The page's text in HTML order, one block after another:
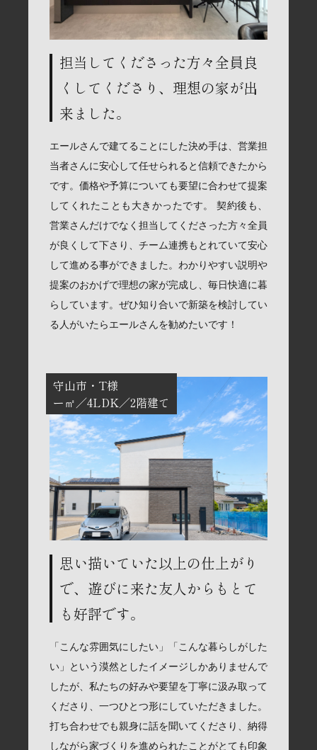
担当してくださった方々全員良
くしてくださり、理想の家が出
来ました。
エールさんで建てることにした決め手は、営業担
当者さんに安心して任せられると信頼できたから
です。価格や予算についても要望に合わせて提案
してくれたことも大きかったです。 契約後も、
営業さんだけでなく担当してくださった方々全員
が良くして下さり、チーム連携もとれていて安心
して進める事ができました。わかりやすい説明や
提案のおかげで理想の家が完成し、毎日快適に暮
らしています。ぜひ知り合いで新築を検討してい
る人がいたらエールさんを勧めたいです！
守山市
T様
ー㎡
4LDK 2階建て
思い描いていた以上の仕上がり
で、遊びに来た友人からもとて
も好評です。
「こんな雰囲気にしたい」「こんな暮らしがした
い」という漠然としたイメージしかありませんで
したが、私たちの好みや要望を丁寧に汲み取って
くださり、一つひとつ形にしていただきました。
打ち合わせでも親身に話を聞いてくださり、納得
しながら家づくりを進められたことがとても印象